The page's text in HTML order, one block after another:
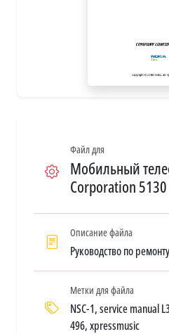
Файл для
Мобильный
Corporation 5130
Описание файла
Руководство по
Метки для файла
NSC-1, service manual
496, xpressmusic